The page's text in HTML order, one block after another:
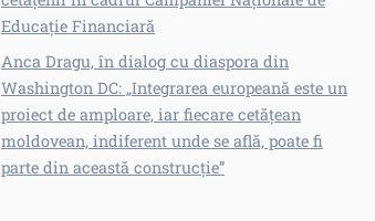
Educație Financiară
Anca Dragu, în dialog cu diaspora din
Washington DC: „Integrarea europeană este un
proiect de amploare, iar fiecare cetățean
moldovean, indiferent unde se află, poate fi
parte din această construcție”